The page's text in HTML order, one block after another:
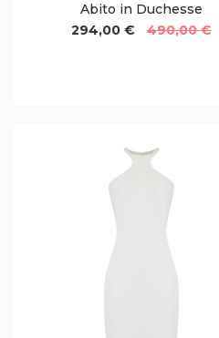
Abito in Duchesse
294,00 €
490,00 €